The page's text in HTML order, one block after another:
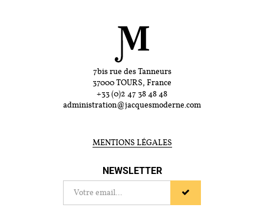
7bis rue des Tanneurs
37000 TOURS, France
+33 (0)2 47 38 48 48
administration@jacquesmoderne.com
MENTIONS LÉGALES
NEWSLETTER